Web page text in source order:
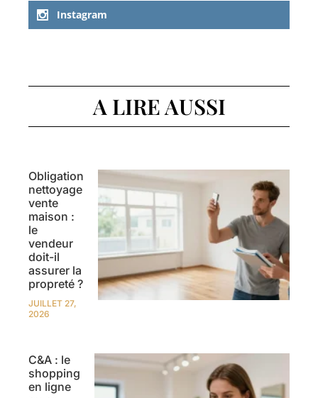
Instagram
A LIRE AUSSI
Obligation
nettoyage
vente
maison :
le
vendeur
doit-il
assurer la
propreté ?
JUILLET 27,
2026
C&A : le
shopping
en ligne